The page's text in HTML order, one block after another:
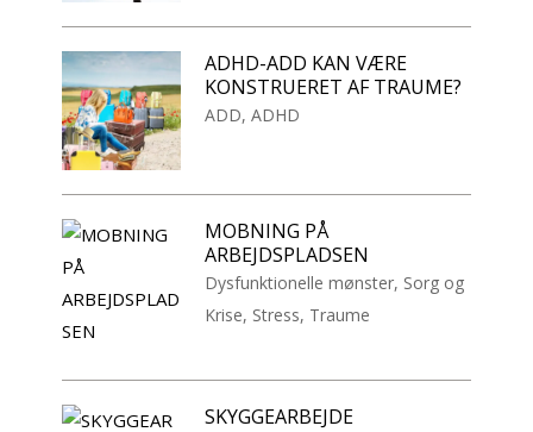
ADHD-ADD KAN VÆRE
KONSTRUERET AF TRAUME?
ADD,ADHD
MOBNING PÅ
ARBEJDSPLADSEN
Dysfunktionelle mønster, Sorg og
Krise, Stress, Traume
SKYGGEARBEJDE